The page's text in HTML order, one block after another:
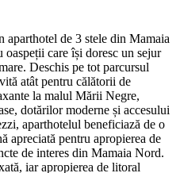
de 3 stele din Mamaia
care își doresc un sejur
Deschis pe tot parcursul
atât pentru călătorii de
la malul Mării Negre,
dotărilor moderne și accesului
aparthotelul beneficiază de o
apreciată pentru apropierea de
de interes din Mamaia Nord.
iar apropierea de litoral